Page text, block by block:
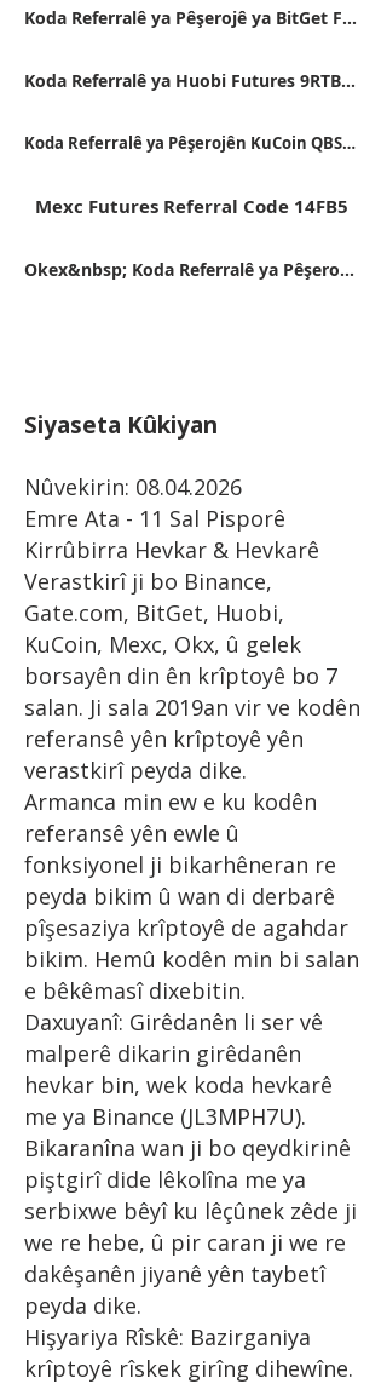
Koda Referralê ya Pêşerojê ya BitGet FSWU9863
Koda Referralê ya Huobi Futures 9RTB4223
Koda Referralê ya Pêşerojên KuCoin QBSSS8MK
Mexc Futures Referral Code 14FB5
Okex&nbsp; Koda Referralê ya Pêşerojê 11162416
Siyaseta Kûkiyan
Nûvekirin: 08.04.2026
Emre Ata - 11 Sal Pisporê
Kirrûbirra Hevkar & Hevkarê
Verastkirî ji bo Binance,
Gate.com, BitGet, Huobi,
KuCoin, Mexc, Okx, û gelek
borsayên din ên krîptoyê bo 7
salan. Ji sala 2019an vir ve kodên
referansê yên krîptoyê yên
verastkirî peyda dike.
Armanca min ew e ku kodên
referansê yên ewle û
fonksiyonel ji bikarhêneran re
peyda bikim û wan di derbarê
pîşesaziya krîptoyê de agahdar
bikim. Hemû kodên min bi salan
e bêkêmasî dixebitin.
Daxuyanî: Girêdanên li ser vê
malperê dikarin girêdanên
hevkar bin, wek koda hevkarê
me ya Binance (JL3MPH7U).
Bikaranîna wan ji bo qeydkirinê
piştgirî dide lêkolîna me ya
serbixwe bêyî ku lêçûnek zêde ji
we re hebe, û pir caran ji we re
dakêşanên jiyanê yên taybetî
peyda dike.
Hişyariya Rîskê: Bazirganiya
krîptoyê rîskek girîng dihewîne.